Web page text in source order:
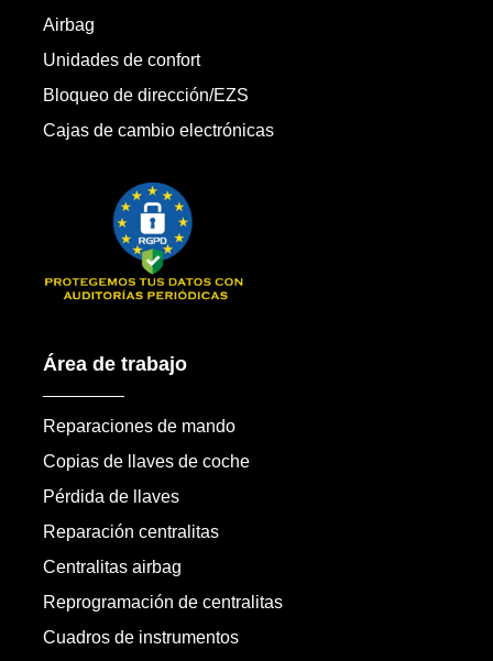
Airbag
Unidades de confort
Bloqueo de dirección/EZS
Cajas de cambio electrónicas
Área de trabajo
Reparaciones de mando
Copias de llaves de coche
Pérdida de llaves
Reparación centralitas
Centralitas airbag
Reprogramación de centralitas
Cuadros de instrumentos